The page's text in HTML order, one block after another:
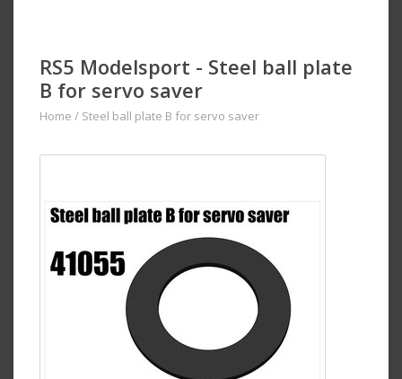
RS5 Modelsport - Steel ball plate
B for servo saver
Home / Steel ball plate B for servo saver